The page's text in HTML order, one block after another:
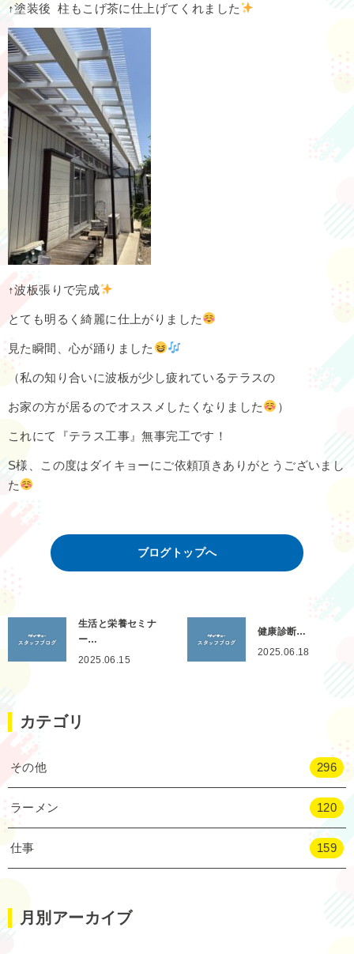
↑塗装後 柱もこげ茶に仕上げてくれました
↑波板張りで完成
とても明るく綺麗に仕上がりました
見た瞬間、心が踊りました
（私の知り合いに波板が少し疲れているテラスの
お家の方が居るのでオススメしたくなりました ）
これにて『テラス工事』無事完工です！
S様、この度はダイキョーにご依頼頂きありがとうございまし
た
ブログトップへ
生活と栄養セミナ
ー…
2025.06.15
健康診断…
2025.06.18
カテゴリ
その他 296
ラーメン 120
仕事 159
月別アーカイブ